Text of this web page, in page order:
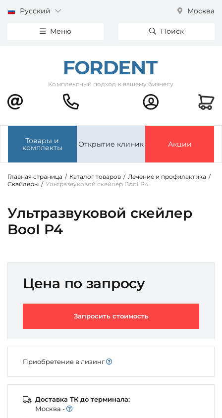
Русский Москва
Меню Поиск
Комплексный подход к вашему бизнесу
Товары и
комплекты Открытие клиник Акции
Главная страница / Каталог товаров / Лечение и профилактика /
Скайлеры / Ультразвуковой скейлер BooI P4
Ультразвуковой скейлер
BooI P4
Цена по запросу
Запросить стоимость
Приобретение в лизинг
Доставка ТК до терминала:
Моcква -